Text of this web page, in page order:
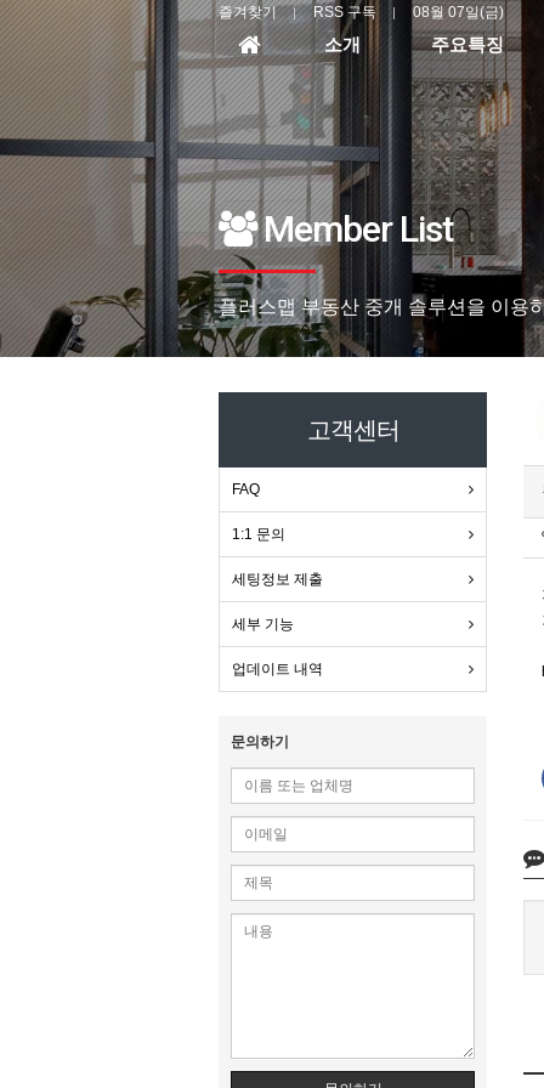
즐겨찾기 RSS 구독 08월 07일(금)
홈
으
로
소개 주요특징
Member List
플러스맵 부동산 중개 솔루션을 이용
고객센터
FAQ
1:1 문의
세팅정보 제출
세부 기능
업데이트 내역
문의하기